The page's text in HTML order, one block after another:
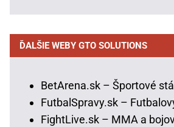
ĎALŠIE WEBY GTO SOLUTIONS
BetArena.sk – Športové
FutbalSpravy.sk –
FightLive.sk – MMA a